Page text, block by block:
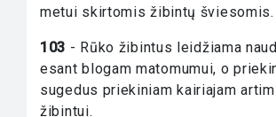
metui skirtomis žibintų šviesomis.
103 - Rūko žibintus leidžiama
esant blogam matomumui, o
sugedus priekiniam kairiajam
žibintui.